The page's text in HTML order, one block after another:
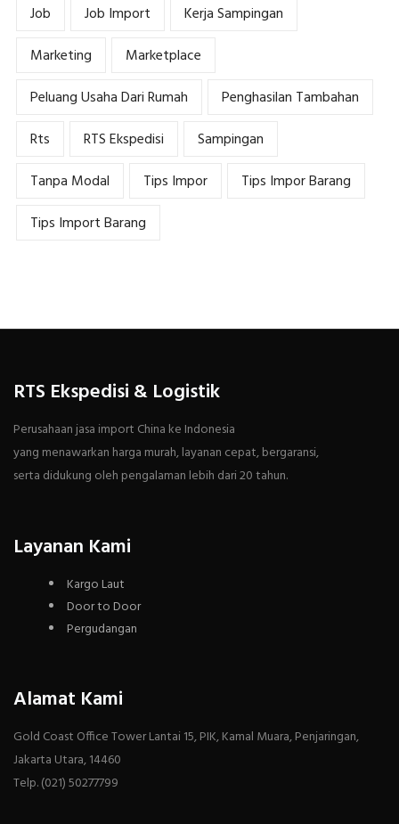
Job
Job Import
Kerja Sampingan
Marketing
Marketplace
Peluang Usaha Dari Rumah
Penghasilan Tambahan
Rts
RTS Ekspedisi
Sampingan
Tanpa Modal
Tips Impor
Tips Impor Barang
Tips Import Barang
RTS Ekspedisi & Logistik
Perusahaan jasa import China ke Indonesia
yang menawarkan harga murah, layanan cepat, bergaransi,
serta didukung oleh pengalaman lebih dari 20 tahun.
Layanan Kami
Kargo Laut
Door to Door
Pergudangan
Alamat Kami
Gold Coast Office Tower Lantai 15, PIK, Kamal Muara, Penjaringan,
Jakarta Utara, 14460
Telp. (021) 50277799